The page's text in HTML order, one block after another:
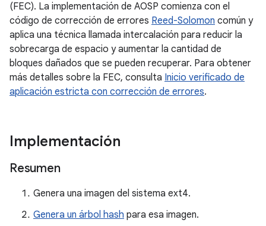
(FEC). La implementación de AOSP comienza con el
código de corrección de errores Reed-Solomon común y
aplica una técnica llamada intercalación para reducir la
sobrecarga de espacio y aumentar la cantidad de
bloques dañados que se pueden recuperar. Para obtener
más detalles sobre la FEC, consulta Inicio verificado de
aplicación estricta con corrección de errores.
Implementación
Resumen
Genera una imagen del sistema ext4.
Genera un árbol hash para esa imagen.